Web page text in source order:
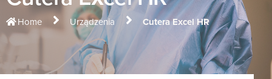
Home Urządzenia Cutera Excel HR